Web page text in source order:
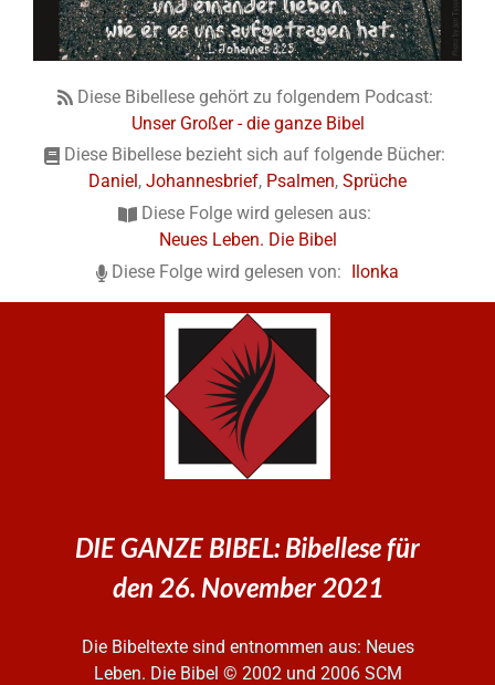
Diese Bibellese gehört zu folgendem Podcast:
Unser Großer - die ganze Bibel
Diese Bibellese bezieht sich auf folgende Bücher:
Daniel , Johannesbrief, Psalmen, Sprüche
Diese Folge wird gelesen aus:
Neues Leben. Die Bibel
Diese Folge wird gelesen von: Ilonka
DIE GANZE BIBEL: Bibellese für
den 26. November 2021
Die Bibeltexte sind entnommen aus: Neues
Leben. Die Bibel © 2002 und 2006 SCM